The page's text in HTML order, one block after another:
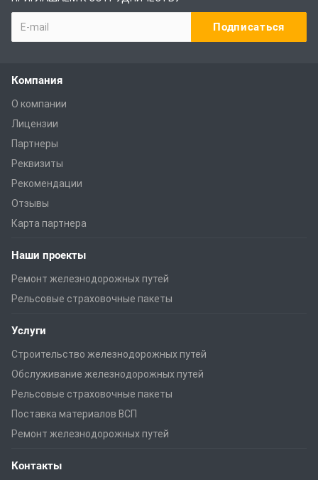
Компания
О компании
Лицензии
Партнеры
Реквизиты
Рекомендации
Отзывы
Карта партнера
Наши проекты
Ремонт железнодорожных путей
Рельсовые страховочные пакеты
Услуги
Строительство железнодорожных путей
Обслуживание железнодорожных путей
Рельсовые страховочные пакеты
Поставка материалов ВСП
Ремонт железнодорожных путей
Контакты